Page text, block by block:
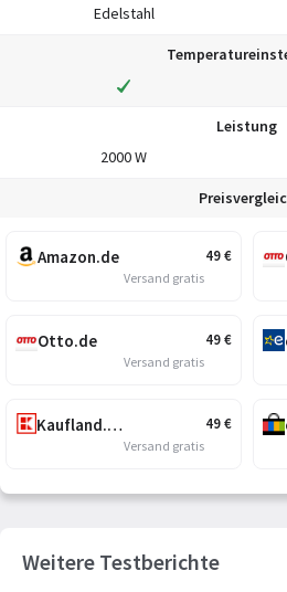
Edelstahl
Leistung
2000 W
49€
Amazon.de
Versand gratis
49€
Otto.de
Versand gratis
49€
Kaufland.de
Versand gratis
Weitere Testberichte